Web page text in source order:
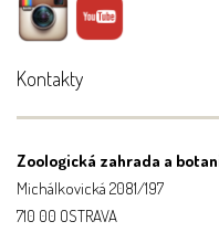
Kontakty
Zoologická zahrada a
Michálkovická 2081/197
710 00 OSTRAVA